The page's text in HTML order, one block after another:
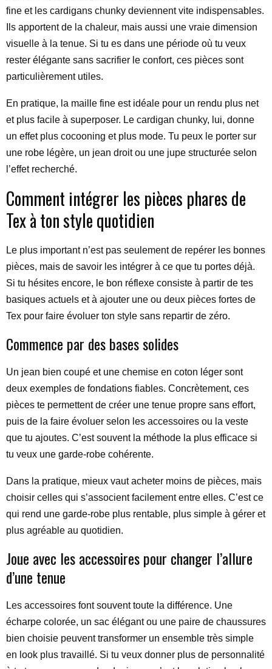
fine et les cardigans chunky deviennent vite indispensables.
Ils apportent de la chaleur, mais aussi une vraie dimension
visuelle à la tenue. Si tu es dans une période où tu veux
rester élégante sans sacrifier le confort, ces pièces sont
particulièrement utiles.
En pratique, la maille fine est idéale pour un rendu plus net
et plus facile à superposer. Le cardigan chunky, lui, donne
un effet plus cocooning et plus mode. Tu peux le porter sur
une robe légère, un jean droit ou une jupe structurée selon
l’effet recherché.
Comment intégrer les pièces phares de
Tex à ton style quotidien
Le plus important n’est pas seulement de repérer les bonnes
pièces, mais de savoir les intégrer à ce que tu portes déjà.
Si tu hésites encore, le bon réflexe consiste à partir de tes
basiques actuels et à ajouter une ou deux pièces fortes de
Tex pour faire évoluer ton style sans repartir de zéro.
Commence par des bases solides
Un jean bien coupé et une chemise en coton léger sont
deux exemples de fondations fiables. Concrètement, ces
pièces te permettent de créer une tenue propre sans effort,
puis de la faire évoluer selon les accessoires ou la veste
que tu ajoutes. C’est souvent la méthode la plus efficace si
tu veux une garde-robe cohérente.
Dans la pratique, mieux vaut acheter moins de pièces, mais
choisir celles qui s’associent facilement entre elles. C’est ce
qui rend une garde-robe plus rentable, plus simple à gérer et
plus agréable au quotidien.
Joue avec les accessoires pour changer l’allure
d’une tenue
Les accessoires font souvent toute la différence. Une
écharpe colorée, un sac élégant ou une paire de chaussures
bien choisie peuvent transformer un ensemble très simple
en look plus travaillé. Si tu veux donner plus de personnalité